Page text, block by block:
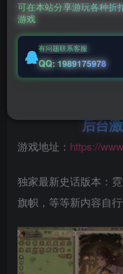
您当
充值福利联
后台
游戏地址： https://
独家最新史话版本：
旗帜，等等新内容自
可在本站分享游玩各种折
游戏
有问题联系客服
QQ: 1989175978